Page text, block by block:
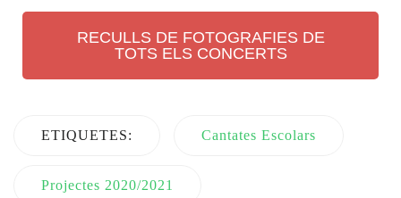
RECULLS DE FOTOGRAFIES DE
TOTS ELS CONCERTS
ETIQUETES: Cantates Escolars
Projectes 2020/2021